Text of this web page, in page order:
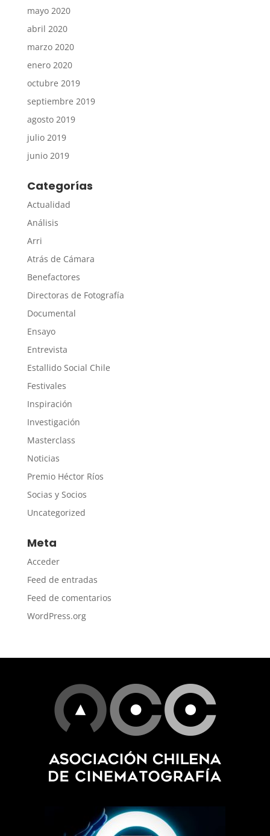
mayo 2020
abril 2020
marzo 2020
enero 2020
octubre 2019
septiembre 2019
agosto 2019
julio 2019
junio 2019
Categorías
Actualidad
Análisis
Arri
Atrás de Cámara
Benefactores
Directoras de Fotografía
Documental
Ensayo
Entrevista
Estallido Social Chile
Festivales
Inspiración
Investigación
Masterclass
Noticias
Premio Héctor Ríos
Socias y Socios
Uncategorized
Meta
Acceder
Feed de entradas
Feed de comentarios
WordPress.org